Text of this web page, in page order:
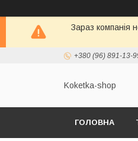
Зараз компанія
+380 (96) 891-13-
Koketka-shop
ГОЛОВНА